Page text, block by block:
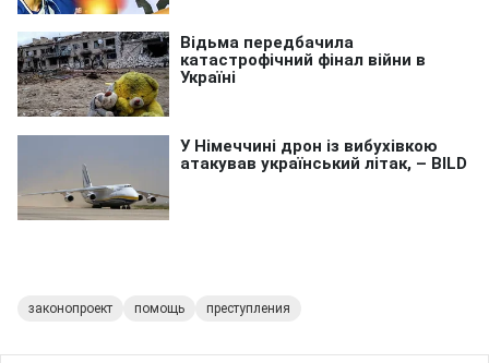
законопроект помощь преступления